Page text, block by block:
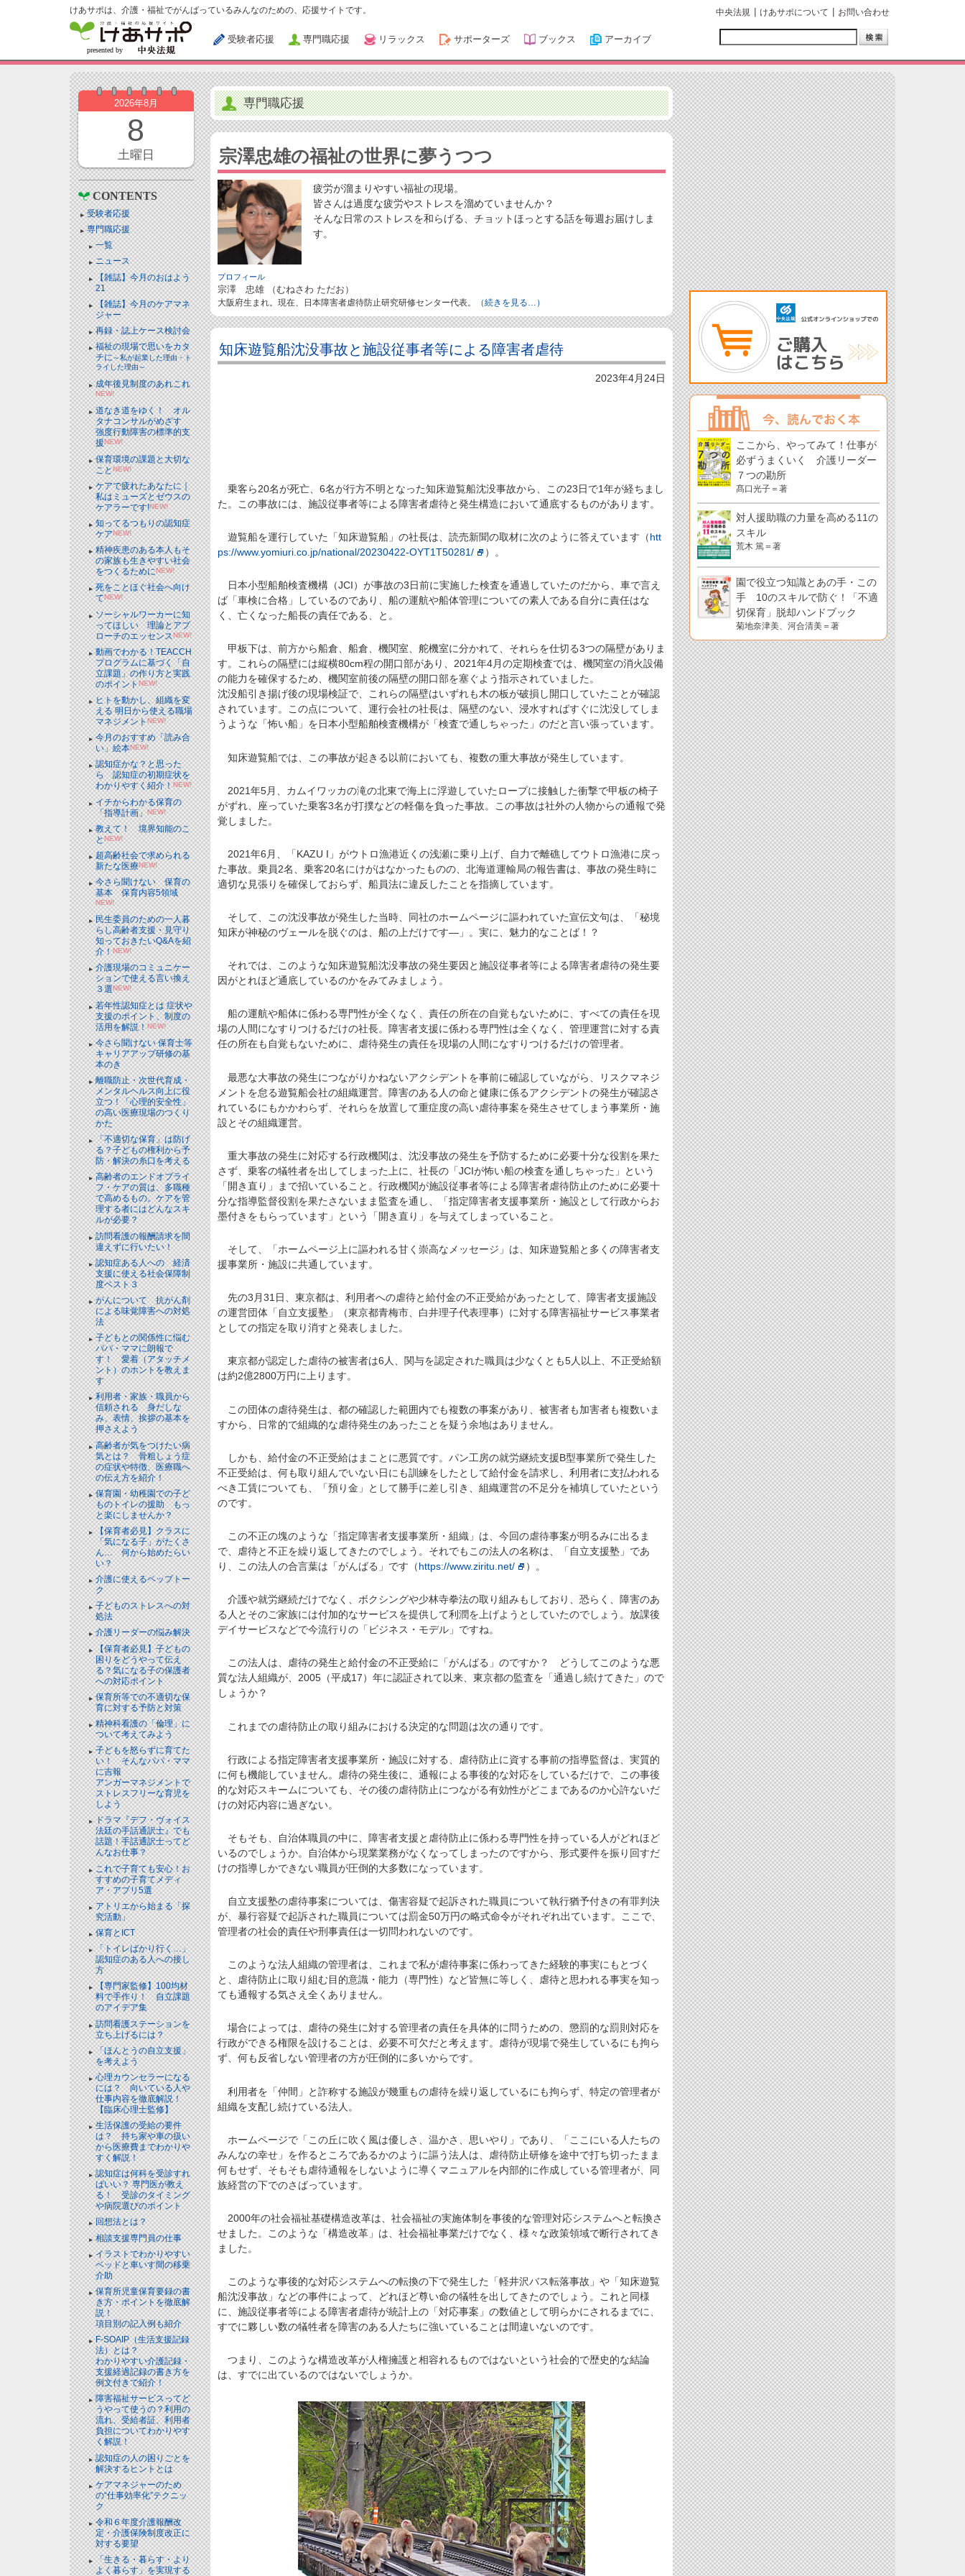
けあサポは、介護・福祉でがんばっているみんなのための、応援サイトです。
受験者応援 専門職応援 リラックス サポーターズ ブックス アーカイブ
中央法規 けあサポについて お問い合わせ
2026年8月
8
土曜日
CONTENTS
受験者応援
専門職応援
一覧
ニュース
【雑誌】今月のおはよう
21
【雑誌】今月のケアマネ
ジャー
再録・誌上ケース検討会
福祉の現場で思いをカタ
チに～私が起業した理由・ト
ライした理由～
成年後見制度のあれこれ
NEW!
道なき道をゆく！ オル
タナコンサルがめざす
強度行動障害の標準的支
援NEW!
保育環境の課題と大切な
ことNEW!
ケアで疲れたあなたに｜
私はミューズとゼウスの
ケアラーです!NEW!
知ってるつもりの認知症
ケアNEW!
精神疾患のある本人もそ
の家族も生きやすい社会
をつくるためにNEW!
死をことほぐ社会へ向け
てNEW!
ソーシャルワーカーに知
ってほしい 理論とアプ
ローチのエッセンスNEW!
動画でわかる！TEACCH
プログラムに基づく「自
立課題」の作り方と実践
のポイントNEW!
ヒトを動かし、組織を変
える 明日から使える職場
マネジメントNEW!
今月のおすすめ「読み合
い」絵本NEW!
認知症かな？と思った
ら 認知症の初期症状を
わかりやすく紹介！NEW!
イチからわかる保育の
「指導計画」NEW!
教えて！ 境界知能のこ
とNEW!
超高齢社会で求められる
新たな医療NEW!
今さら聞けない 保育の
基本 保育内容5領域
NEW!
民生委員のための一人暮
らし高齢者支援・見守り
知っておきたいQ&Aを紹
介！NEW!
介護現場のコミュニケー
ションで使える言い換え
３選NEW!
若年性認知症とは 症状や
支援のポイント、制度の
活用を解説！NEW!
今さら聞けない 保育士等
キャリアアップ研修の基
本のき
離職防止・次世代育成・
メンタルヘルス向上に役
立つ！「心理的安全性」
の高い医療現場のつくり
かた
「不適切な保育」は防げ
る？子どもの権利から予
防・解決の糸口を考える
高齢者のエンドオブライ
フ・ケアの質は、多職種
で高めるもの。ケアを管
理する者にはどんなスキ
ルが必要？
訪問看護の報酬請求を間
違えずに行いたい！
認知症ある人への 経済
支援に使える社会保障制
度ベスト３
がんについて 抗がん剤
による味覚障害への対処
法
子どもとの関係性に悩む
パパ・ママに朗報で
す！ 愛着（アタッチメ
ント）のホントを教えま
す
利用者・家族・職員から
信頼される 身だしな
み、表情、挨拶の基本を
押さえよう
高齢者が気をつけたい病
気とは？ 骨粗しょう症
の症状や特徴、医療職へ
の伝え方を紹介！
保育園・幼稚園での子ど
ものトイレの援助 もっ
と楽にしませんか？
【保育者必見】クラスに
「気になる子」がたくさ
ん… 何から始めたらい
い？
介護に使えるペップトー
ク
子どものストレスへの対
処法
介護リーダーの悩み解決
【保育者必見】子どもの
困りをどうやって伝え
る？気になる子の保護者
への対応ポイント
保育所等での不適切な保
育に対する予防と対策
精神科看護の「倫理」に
ついて考えてみよう
子どもを怒らずに育てた
い！ そんなパパ・ママ
に吉報
アンガーマネジメントで
ストレスフリーな育児を
しよう
ドラマ『デフ・ヴォイス
法廷の手話通訳士』でも
話題！手話通訳士ってど
んなお仕事？
これで子育ても安心！お
すすめの子育てメディ
ア・アプリ5選
アトリエから始まる「探
究活動」
保育とICT
「トイレばかり行く…」
認知症のある人への接し
方
【専門家監修】100均材
料で手作り！ 自立課題
のアイデア集
訪問看護ステーションを
立ち上げるには？
「ほんとうの自立支援」
を考えよう
心理カウンセラーになる
には？ 向いている人や
仕事内容を徹底解説！
【臨床心理士監修】
生活保護の受給の要件
は？ 持ち家や車の扱い
から医療費までわかりや
すく解説！
認知症は何科を受診すれ
ばいい？ 専門医が教え
る！ 受診のタイミング
や病院選びのポイント
回想法とは？
相談支援専門員の仕事
イラストでわかりやすい
ベッドと⾞いす間の移乗
介助
保育所児童保育要録の書
き方・ポイントを徹底解
説！
項目別の記入例も紹介
F-SOAIP（生活支援記録
法）とは？
わかりやすい介護記録・
支援経過記録の書き方を
例文付きで紹介！
障害福祉サービスってど
うやって使うの？利用の
流れ、受給者証、利用者
負担についてわかりやす
く解説！
認知症の人の困りごとを
解決するヒントとは
ケアマネジャーのため
の“仕事効率化”テクニッ
ク
令和６年度介護報酬改
定・介護保険制度改正に
対する要望
「生きる・暮らす・より
よく暮らす」を実現する
専門職応援
宗澤忠雄の福祉の世界に夢うつつ
疲労が溜まりやすい福祉の現場。
皆さんは過度な疲労やストレスを溜めていませんか？
そんな日常のストレスを和らげる、チョットほっとする話を毎週お届けしま
す。
プロフィール
宗澤 忠雄 （むねさわ ただお）
大阪府生まれ。現在、日本障害者虐待防止研究研修センター代表。 （続きを見る…）
知床遊覧船沈没事故と施設従事者等による障害者虐待
2023年4月24日
乗客ら20名が死亡、6名が行方不明となった知床遊覧船沈没事故から、この23日で1年が経ちまし
た。この事故には、施設従事者等による障害者虐待と発生構造において通底するものがあります。
遊覧船を運行していた「知床遊覧船」の社長は、読売新聞の取材に次のように答えています（htt
ps://www.yomiuri.co.jp/national/20230422-OYT1T50281/
）。
日本小型船舶検査機構（JCI）が事故の3日前に実施した検査を通過していたのだから、車で言え
ば「車検に合格」しているのであり、船の運航や船体管理についての素人である自分に責任はな
く、亡くなった船長の責任である、と。
甲板下は、前方から船倉、船倉、機関室、舵機室に分かれて、それらを仕切る3つの隔壁がありま
す。これらの隔壁には縦横80cm程の開口部があり、2021年4月の定期検査では、機関室の消火設備
の能力を確保するため、機関室前後の隔壁の開口部を塞ぐよう指示されていました。
沈没船引き揚げ後の現場検証で、これらの隔壁はいずれも木の板が破損し開口していたことが確認
されています。この点について、運行会社の社長は、隔壁のない、浸水すればすぐに沈没してしま
うような「怖い船」を日本小型船舶検査機構が「検査で通しちゃった」のだと言い張っています。
知床遊覧船では、この事故が起きる以前においても、複数の重大事故が発生しています。
2021年5月、カムイワッカの滝の北東で海上に浮遊していたロープに接触した衝撃で甲板の椅子
がずれ、座っていた乗客3名が打撲などの軽傷を負った事故。この事故は社外の人物からの通報で発
覚しました。
2021年6月、「KAZU I」がウトロ漁港近くの浅瀬に乗り上げ、自力で離礁してウトロ漁港に戻っ
た事故。乗員2名、乗客20名にけがはなかったものの、北海道運輸局の報告書は、事故の発生時に
適切な見張りを確保しておらず、船員法に違反したことを指摘しています。
そして、この沈没事故が発生した当時、同社のホームページに謳われていた宣伝文句は、「秘境
知床が神秘のヴェールを脱ぐのは、船の上だけです―」。実に、魅力的なことば！？
それでは、このような知床遊覧船沈没事故の発生要因と施設従事者等による障害者虐待の発生要
因がとれほど通底しているのかをみてみましょう。
船の運航や船体に係わる専門性が全くなく、責任の所在の自覚もないために、すべての責任を現
場の人間になすりつけるだけの社長。障害者支援に係わる専門性は全くなく、管理運営に対する責
任の所在も自覚もないために、虐待発生の責任を現場の人間になすりつけるだけの管理者。
最悪な大事故の発生につながりかねないアクシデントを事前に確認していながら、リスクマネジ
メントを怠る遊覧船会社の組織運営。障害のある人の命と健康に係るアクシデントの発生が確認さ
れているにもかかわらず、それらを放置して重症度の高い虐待事案を発生させてしまう事業所・施
設とその組織運営。
重大事故の発生に対応する行政機関は、沈没事故の発生を予防するために必要十分な役割を果た
さず、乗客の犠牲者を出してしまった上に、社長の「JCIが怖い船の検査を通しちゃった」という
「開き直り」まで招いていること。行政機関が施設従事者等による障害者虐待防止のために必要十
分な指導監督役割を果たさないまま監査を通し、「指定障害者支援事業所・施設として行政からお
墨付きをもらっています」という「開き直り」を与えてしまっていること。
そして、「ホームページ上に謳われる甘く崇高なメッセージ」は、知床遊覧船と多くの障害者支
援事業所・施設に共通しています。
先の3月31日、東京都は、利用者への虐待と給付金の不正受給があったとして、障害者支援施設
の運営団体「自立支援塾」（東京都青梅市、白井理子代表理事）に対する障害福祉サービス事業者
としての指定を取り消すと発表しました。
東京都が認定した虐待の被害者は6人、関与を認定された職員は少なくとも5人以上、不正受給額
は約2億2800万円に上ります。
この団体の虐待発生は、都の確認した範囲内でも複数の事案があり、被害者も加害者も複数いま
すから、日常的で組織的な虐待発生のあったことを疑う余地はありません。
しかも、給付金の不正受給はまことに悪質です。パン工房の就労継続支援B型事業所で発生した
不正受給は、何も取り組んでいない日にも訓練をしたとして給付金を請求し、利用者に支払われる
べき工賃についても、「預り金」として勝手に差し引き、組織運営の不足分を補填していたという
のです。
この不正の塊のような「指定障害者支援事業所・組織」は、今回の虐待事案が明るみに出るま
で、虐待と不正を繰り返してきたのでしょう。それでもこの法人の名称は、「自立支援塾」であ
り、この法人の合言葉は「がんばる」です（https://www.ziritu.net/ ）。
介護や就労継続だけでなく、ボクシングや少林寺拳法の取り組みもしており、恐らく、障害のあ
る人とそのご家族には付加的なサービスを提供して利潤を上げようとしていたのでしょう。放課後
デイサービスなどで今流行りの「ビジネス・モデル」ですね。
この法人は、虐待の発生と給付金の不正受給に「がんばる」のですか？ どうしてこのような悪
質な法人組織が、2005（平成17）年に認証されて以来、東京都の監査を「通過し続けてきた」ので
しょうか？
これまでの虐待防止の取り組みにおける決定的な問題は次の通りです。
行政による指定障害者支援事業所・施設に対する、虐待防止に資する事前の指導監督は、実質的
に何も機能していません。虐待の発生後に、通報による事後的な対応をしているだけで、この事後
的な対応スキームについても、その後の虐待防止につながる有効性がどこまであるのか心許ないだ
けの対応内容に過ぎない。
そもそも、自治体職員の中に、障害者支援と虐待防止に係わる専門性を持っている人がどれほど
いるのでしょうか。自治体から現業業務がなくなってしまったのですから、形式要件を振り回すだ
けの指導しかできない職員が圧倒的大多数になっています。
自立支援塾の虐待事案については、傷害容疑で起訴された職員について執行猶予付きの有罪判決
が、暴行容疑で起訴された職員については罰金50万円の略式命令がそれぞれ出ています。ここで、
管理者の社会的責任や刑事責任は一切問われないのです。
このような法人組織の管理者は、これまで私が虐待事案に係わってきた経験的事実にもとづく
と、虐待防止に取り組む目的意識・能力（専門性）など皆無に等しく、虐待と思われる事実を知っ
ても通報する気さえ全くありません。
場合によっては、虐待の発生に対する管理者の責任を具体的に問うための、懲罰的な罰則対応を
行政ができる権限を設けることは、必要不可欠だと考えます。虐待が現場で発生しているにも拘ら
ず、何も反省しない管理者の方が圧倒的に多いからです。
利用者を「仲間」と詐称する施設が幾重もの虐待を繰り返しているにも拘らず、特定の管理者が
組織を支配し続けている法人。
ホームページで「この丘に吹く風は優しさ、温かさ、思いやり」であり、「ここにいる人たちの
みんなの幸せ」を作るところであるかのように謳う法人は、虐待防止研修を途中で打ち切ったまま
何もせず、そもそも虐待通報をしないように導くマニュアルを内部的に作成している管理者が、同
族経営の下でのさばっています。
2000年の社会福祉基礎構造改革は、社会福祉の実施体制を事後的な管理対応システムへと転換さ
せました。このような「構造改革」は、社会福祉事業だけでなく、様々な政策領域で断行されてき
ました。
このような事後的な対応システムへの転換の下で発生した「軽井沢バス転落事故」や「知床遊覧
船沈没事故」などの事件によって、どれほど尊い命の犠牲を出してきたのでしょう。これと同様
に、施設従事者等による障害者虐待が統計上の「対応事案」の数値として明らかにされるまでに、
すでに夥しい数の犠牲者を障害のある人たちに強いていることは間違いないのです。
つまり、このような構造改革が人権擁護と相容れるものではないという社会的で歴史的な結論
は、すでに出ているのではないでしょうか。
ここから、やってみて！仕事が
必ずうまくいく 介護リーダー
７つの勘所
髙口光子＝著
対人援助職の力量を高める11の
スキル
荒木 篤＝著
園で役立つ知識とあの手・この
手 10のスキルで防ぐ！「不適
切保育」脱却ハンドブック
菊地奈津美、河合清美＝著